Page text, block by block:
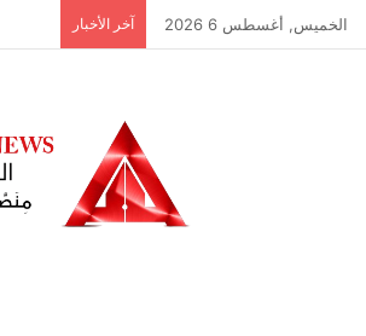
الخميس, أغسطس 6 2026 آخر الأخبار